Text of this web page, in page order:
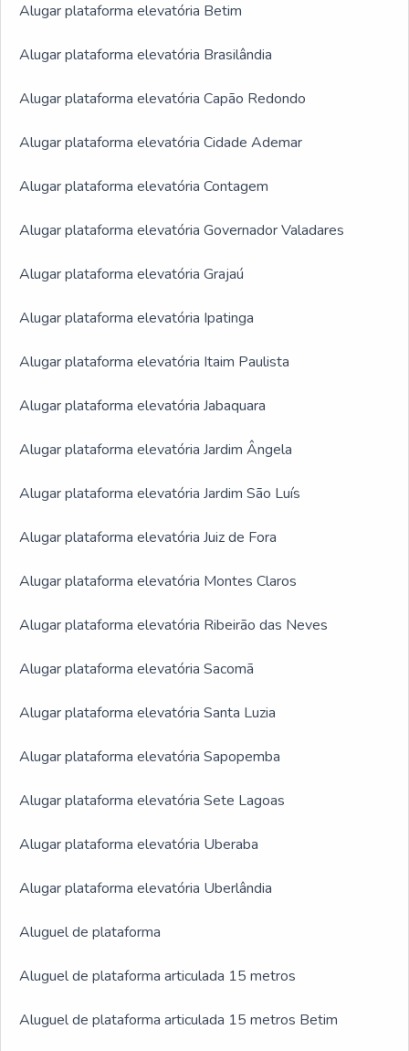
Alugar plataforma elevatória Betim
Alugar plataforma elevatória Brasilândia
Alugar plataforma elevatória Capão Redondo
Alugar plataforma elevatória Cidade Ademar
Alugar plataforma elevatória Contagem
Alugar plataforma elevatória Governador Valadares
Alugar plataforma elevatória Grajaú
Alugar plataforma elevatória Ipatinga
Alugar plataforma elevatória Itaim Paulista
Alugar plataforma elevatória Jabaquara
Alugar plataforma elevatória Jardim Ângela
Alugar plataforma elevatória Jardim São Luís
Alugar plataforma elevatória Juiz de Fora
Alugar plataforma elevatória Montes Claros
Alugar plataforma elevatória Ribeirão das Neves
Alugar plataforma elevatória Sacomã
Alugar plataforma elevatória Santa Luzia
Alugar plataforma elevatória Sapopemba
Alugar plataforma elevatória Sete Lagoas
Alugar plataforma elevatória Uberaba
Alugar plataforma elevatória Uberlândia
Aluguel de plataforma
Aluguel de plataforma articulada 15 metros
Aluguel de plataforma articulada 15 metros Betim